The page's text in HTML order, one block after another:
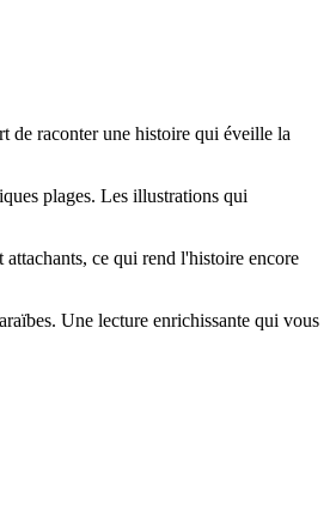
de raconter une histoire qui éveille la
plages. Les illustrations qui
ce qui rend l'histoire encore
Une lecture enrichissante qui vous